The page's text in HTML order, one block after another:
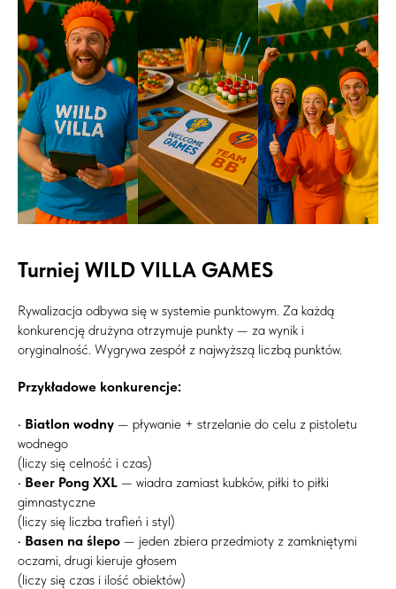
Turniej WILD VILLA GAMES
Rywalizacja odbywa się w systemie punktowym. Za każdą
konkurencję drużyna otrzymuje punkty — za wynik i
oryginalność. Wygrywa zespół z najwyższą liczbą punktów.
Przykładowe konkurencje:
• Biatlon wodny — pływanie + strzelanie do celu z pistoletu
wodnego
(liczy się celność i czas)
• Beer Pong XXL — wiadra zamiast kubków, piłki to piłki
gimnastyczne
(liczy się liczba trafień i styl)
• Basen na ślepo — jeden zbiera przedmioty z zamkniętymi
oczami, drugi kieruje głosem
(liczy się czas i ilość obiektów)